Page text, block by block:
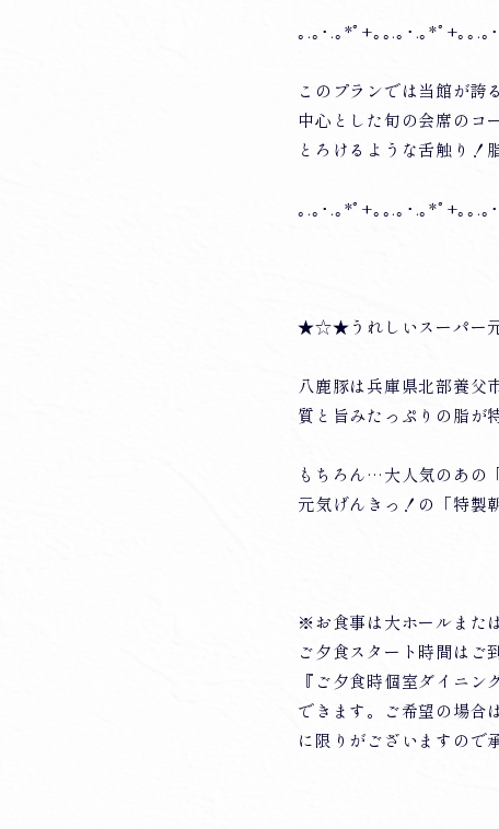
｡.｡･.｡*ﾟ+｡｡.｡･.｡*ﾟ+｡｡.｡
このプランでは当館が誇
中心とした旬の会席のコ
とろけるような舌触り！
｡.｡･.｡*ﾟ+｡｡.｡･.｡*ﾟ+｡｡.｡
★☆★うれしいスーパ
八鹿豚は兵庫県北部養父
質と旨みたっぷりの脂が
もちろん…大人気のあの
元気げんきっ！の「特製
※お食事は大ホールまた
ご夕食スタート時間はご
『ご夕食時個室ダイニ
できます。ご希望の場合
に限りがございますので